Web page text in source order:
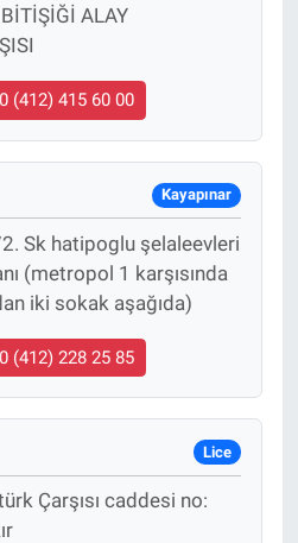
ALAY
0 (412) 415 60 00
Kayapınar
Sk hatipoglu şelaleevleri
(metropol 1 karşısında
iki sokak aşağıda)
0 (412) 228 25 85
Lice
Çarşısı caddesi no: